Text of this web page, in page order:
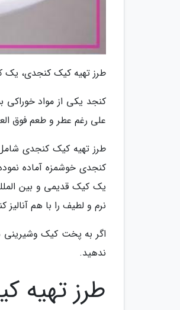
طرز تهیه کیک کنجدی،
کنجد یکی از مواد خوراکی
علی رغم عطر و طعم فوق
طرز تهیه کیک کنجدی
کنجدی خوشمزه آماده
یک کیک قدیمی و بین
نرم و لطیف را با هم آنالیز
اگر به پخت کیک وشیرینی
ندهید.
طرز تهیه